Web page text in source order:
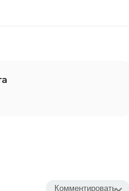
Комментировать